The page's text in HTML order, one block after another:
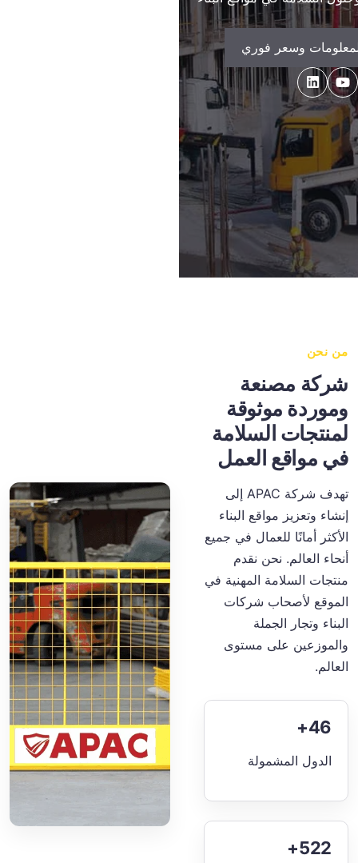
وسعر فوري
من نحن
شركة مصنعة
وموردة موثوقة
لمنتجات السلامة
في مواقع العمل
تهدف شركة APAC إلى
إنشاء وتعزيز مواقع البناء
الأكثر أمانًا للعمال في جميع
أنحاء العالم. نحن نقدم
منتجات السلامة المهنية في
الموقع لأصحاب شركات
البناء وتجار الجملة
والموزعين على مستوى
العالم.
46+
الدول المشمولة
522+